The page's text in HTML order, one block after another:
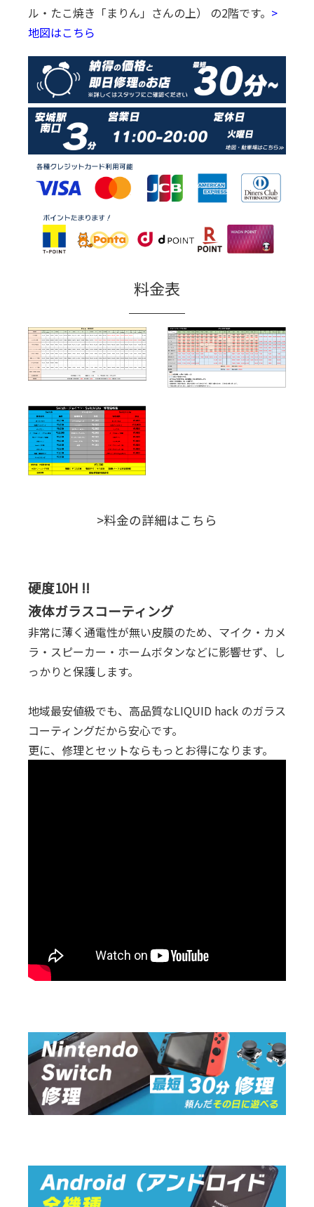
ル・たこ焼き「まりん」さんの上） の2階です。 >
地図はこちら
料金表
>料金の詳細はこちら
硬度10H !!
液体ガラスコーティング
非常に薄く通電性が無い皮膜のため、マイク・カメ
ラ・スピーカー・ホームボタンなどに影響せず、し
っかりと保護します。
地域最安値級でも、高品質なLIQUID hack のガラス
コーティングだから安心です。
更に、修理とセットならもっとお得になります。